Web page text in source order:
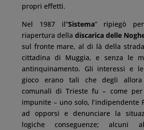
propri effetti.
Nel 1987 il”Sistema” ripiegò
riapertura della discarica delle
sul fronte mare, al di là della
cittadina di Muggia, e senza le
antinquinamento. Gli interessi e
gioco erano tali che degli allora
comunali di Trieste fu – come
impunite – uno solo, l’indipendente
ad opporsi e denunciare la
logiche conseguenze; alcuni